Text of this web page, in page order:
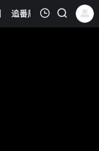
追番周表 今日更新
6